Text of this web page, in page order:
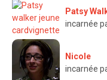
Patsy
incarnée
Nicole
incarnée